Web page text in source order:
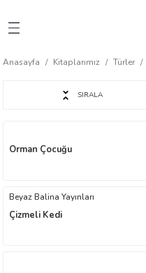
Anasayfa Kitaplarımız Türler
SIRALA
Orman Çocuğu
Beyaz Balina Yayınları
Çizmeli Kedi